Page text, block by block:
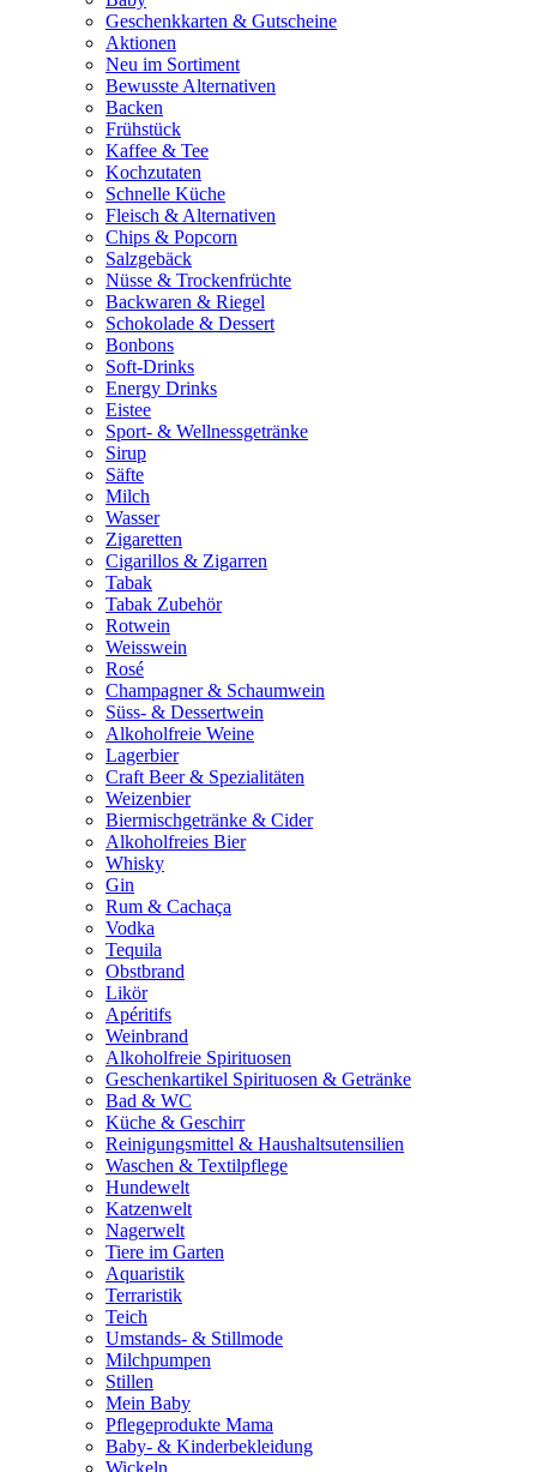
Geschenkkarten & Gutscheine
Aktionen
Neu im Sortiment
Bewusste Alternativen
Backen
Frühstück
Kaffee & Tee
Kochzutaten
Schnelle Küche
Fleisch & Alternativen
Chips & Popcorn
Salzgebäck
Nüsse & Trockenfrüchte
Backwaren & Riegel
Schokolade & Dessert
Bonbons
Soft-Drinks
Energy Drinks
Eistee
Sport- & Wellnessgetränke
Sirup
Säfte
Milch
Wasser
Zigaretten
Cigarillos & Zigarren
Tabak
Tabak Zubehör
Rotwein
Weisswein
Rosé
Champagner & Schaumwein
Süss- & Dessertwein
Alkoholfreie Weine
Lagerbier
Craft Beer & Spezialitäten
Weizenbier
Biermischgetränke & Cider
Alkoholfreies Bier
Whisky
Gin
Rum & Cachaça
Vodka
Tequila
Obstbrand
Likör
Apéritifs
Weinbrand
Alkoholfreie Spirituosen
Geschenkartikel Spirituosen & Getränke
Bad & WC
Küche & Geschirr
Reinigungsmittel & Haushaltsutensilien
Waschen & Textilpflege
Hundewelt
Katzenwelt
Nagerwelt
Tiere im Garten
Aquaristik
Terraristik
Teich
Umstands- & Stillmode
Milchpumpen
Stillen
Mein Baby
Pflegeprodukte Mama
Baby- & Kinderbekleidung
Wickeln